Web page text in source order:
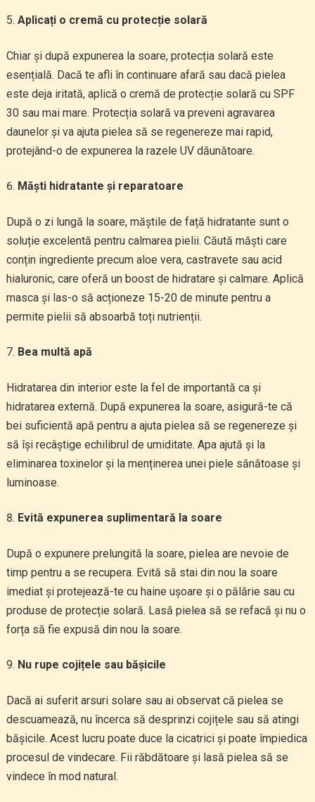
Aplicați o cremă cu protecție solară
Chiar și după expunerea la soare, protecția solară este
esențială. Dacă te afli în continuare afară sau dacă pielea
este deja iritată, aplică o cremă de protecție solară cu SPF
30 sau mai mare. Protecția solară va preveni agravarea
daunelor și va ajuta pielea să se regenereze mai rapid,
protejând-o de expunerea la razele UV dăunătoare.
Măști hidratante și reparatoare
După o zi lungă la soare, măștile de față hidratante sunt o
soluție excelentă pentru calmarea pielii. Căută măști care
conțin ingrediente precum aloe vera, castravete sau acid
hialuronic, care oferă un boost de hidratare și calmare. Aplică
masca și las-o să acționeze 15-20 de minute pentru a
permite pielii să absoarbă toți nutrienții.
Bea multă apă
Hidratarea din interior este la fel de importantă ca și
hidratarea externă. După expunerea la soare, asigură-te că
bei suficientă apă pentru a ajuta pielea să se regenereze și
să își recâștige echilibrul de umiditate. Apa ajută și la
eliminarea toxinelor și la menținerea unei piele sănătoase și
luminoase.
Evită expunerea suplimentară la soare
După o expunere prelungită la soare, pielea are nevoie de
timp pentru a se recupera. Evită să stai din nou la soare
imediat și protejează-te cu haine ușoare și o pălărie sau cu
produse de protecție solară. Lasă pielea să se refacă și nu o
forța să fie expusă din nou la soare.
Nu rupe cojițele sau bășicile
Dacă ai suferit arsuri solare sau ai observat că pielea se
descuamează, nu încerca să desprinzi cojițele sau să atingi
bășicile. Acest lucru poate duce la cicatrici și poate împiedica
procesul de vindecare. Fii răbdătoare și lasă pielea să se
vindece în mod natural.